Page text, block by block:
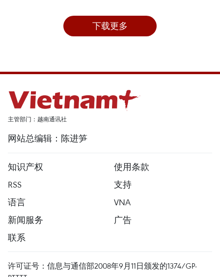
下载更多
主管部门：越南通讯社
网站总编辑：陈进笋
知识产权
使用条款
RSS
支持
语言
VNA
新闻服务
广告
联系
许可证号：信息与通信部2008年9月11日颁发的1374/GP-